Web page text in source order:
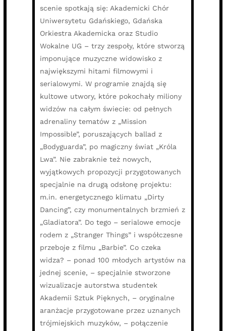
scenie spotkają się: Akademicki Chór
Uniwersytetu Gdańskiego, Gdańska
Orkiestra Akademicka oraz Studio
Wokalne UG – trzy zespoły, które stworzą
imponujące muzyczne widowisko z
największymi hitami filmowymi i
serialowymi. W programie znajdą się
kultowe utwory, które pokochały miliony
widzów na całym świecie: od pełnych
adrenaliny tematów z „Mission
Impossible”, poruszających ballad z
„Bodyguarda”, po magiczny świat „Króla
Lwa”. Nie zabraknie też nowych,
wyjątkowych propozycji przygotowanych
specjalnie na drugą odsłonę projektu:
m.in. energetycznego klimatu „Dirty
Dancing”, czy monumentalnych brzmień z
„Gladiatora”. Do tego – serialowe emocje
rodem z „Stranger Things” i współczesne
przeboje z filmu „Barbie”. Co czeka
widza? – ponad 100 młodych artystów na
jednej scenie, – specjalnie stworzone
wizualizacje autorstwa studentek
Akademii Sztuk Pięknych, – oryginalne
aranżacje przygotowane przez uznanych
trójmiejskich muzyków, – połączenie